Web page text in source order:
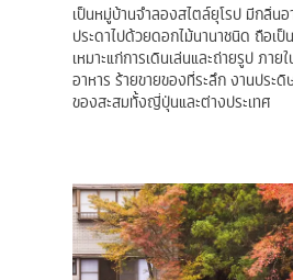
เป็นหมู่บ้านจำลองสไตล์ยุโรป มีกลิ่น
ประดาไปด้วยดอกไม้นานาชนิด ถือเ
เหมาะแก่การเดินเล่นและถ่ายรูป ภา
อาหาร ร้ายขายของที่ระลึก งานประ
ของสะสมทั้งญี่ปุ่นและต่างประเทศ